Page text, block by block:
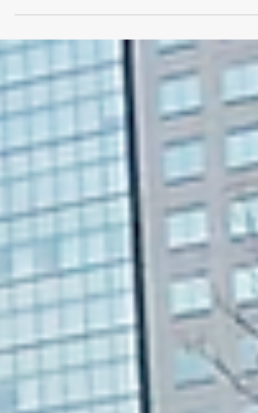
た！ 今回は、初めて演奏しながらマーチインしたり
10年以上演奏していなかった曲を演ってみたり、
Moanin’のバリトンサックスが神がかってきたり、海
在住メンバーが一時帰国中に出演するなど、新鮮な
素盛りだくさんでした✨ そして！今年もジャズクラ
ネット奏者の谷口英治さんに飛び入りいただきまし
た！ ご一緒させていただいたのは、ジャズイン府中
テーマ曲「けやきストリートブルース」と、ジャズ
ラリネットの金字塔ベニー・グッドマンの「シング
シング・シング」。 🎥動画：けやきストリートブル
ス👇 🎥動画：シング・シング・シング👇 いやー、当
り前ですが、ホンモノは時空が違いますね！聴き入
てしまって自分たちが入るところを忘れてしまいそ
でした😅 我らが心の師匠、サキソフォビアがアレ
ジしたシング・シング・シングに、ジャズクラリネ
ト界トップクラ